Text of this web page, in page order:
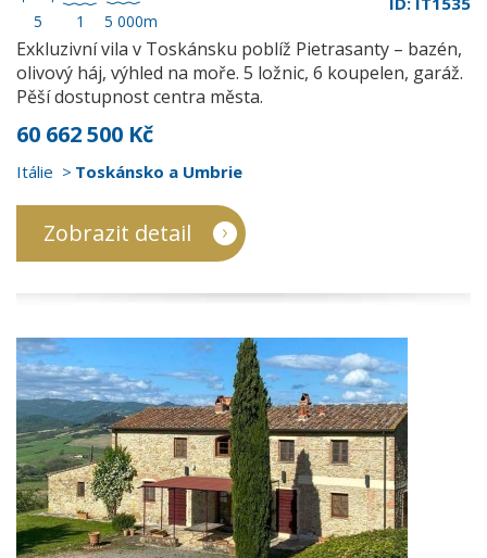
5 1 5 000m
Exkluzivní vila v Toskánsku poblíž Pietrasanty – bazén,
olivový háj, výhled na moře. 5 ložnic, 6 koupelen, garáž.
Pěší dostupnost centra města.
60 662 500 Kč
Itálie Toskánsko a Umbrie
Zobrazit detail